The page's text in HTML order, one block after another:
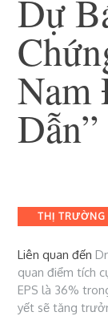
Dự
Nam
Dẫn”
12 Tháng
Categories
THỊ
Liên quan đến
quan điểm tích
EPS là 36%
yết sẽ tăng